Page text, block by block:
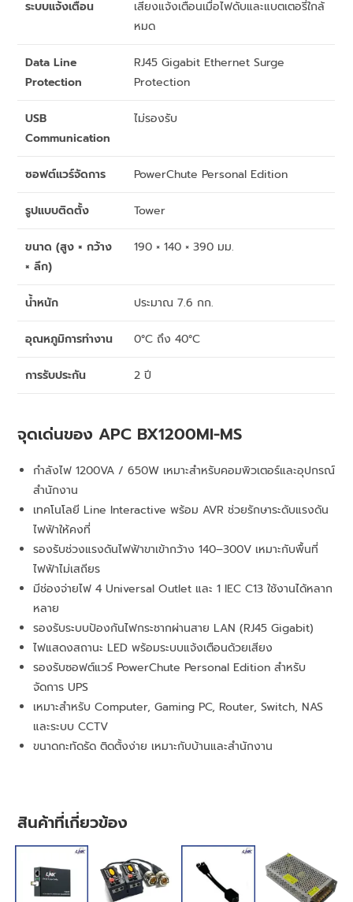
ระบบแจ้งเตือน
เสียงแจ้งเตือนเมื่อไฟดับและแบตเตอรี่ใกล้
หมด
Data Line
Protection
RJ45 Gigabit Ethernet Surge
Protection
USB
Communication
ไม่รองรับ
ซอฟต์แวร์จัดการ PowerChute Personal Edition
รูปแบบติดตั้ง Tower
ขนาด (สูง × กว้าง
× ลึก)
190 × 140 × 390 มม.
น้ำหนัก ประมาณ 7.6 กก.
อุณหภูมิการทำงาน 0°C ถึง 40°C
การรับประกัน 2 ปี
จุดเด่นของ APC BX1200MI-MS
กำลังไฟ 1200VA / 650W เหมาะสำหรับคอมพิวเตอร์และอุปกรณ์
สำนักงาน
เทคโนโลยี Line Interactive พร้อม AVR ช่วยรักษาระดับแรงดัน
ไฟฟ้าให้คงที่
รองรับช่วงแรงดันไฟฟ้าขาเข้ากว้าง 140–300V เหมาะกับพื้นที่
ไฟฟ้าไม่เสถียร
มีช่องจ่ายไฟ 4 Universal Outlet และ 1 IEC C13 ใช้งานได้หลาก
หลาย
รองรับระบบป้องกันไฟกระชากผ่านสาย LAN (RJ45 Gigabit)
ไฟแสดงสถานะ LED พร้อมระบบแจ้งเตือนด้วยเสียง
รองรับซอฟต์แวร์ PowerChute Personal Edition สำหรับ
จัดการ UPS
เหมาะสำหรับ Computer, Gaming PC, Router, Switch, NAS
และระบบ CCTV
ขนาดกะทัดรัด ติดตั้งง่าย เหมาะกับบ้านและสำนักงาน
สินค้าที่เกี่ยวข้อง